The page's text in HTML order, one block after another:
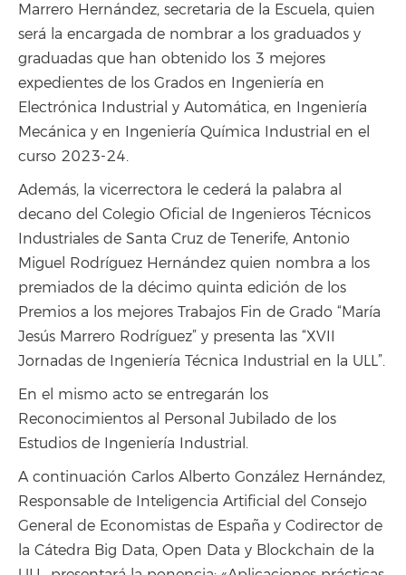
Marrero Hernández, secretaria de la Escuela, quien
será la encargada de nombrar a los graduados y
graduadas que han obtenido los 3 mejores
expedientes de los Grados en Ingeniería en
Electrónica Industrial y Automática, en Ingeniería
Mecánica y en Ingeniería Química Industrial en el
curso 2023-24.
Además, la vicerrectora le cederá la palabra al
decano del Colegio Oficial de Ingenieros Técnicos
Industriales de Santa Cruz de Tenerife, Antonio
Miguel Rodríguez Hernández quien nombra a los
premiados de la décimo quinta edición de los
Premios a los mejores Trabajos Fin de Grado “María
Jesús Marrero Rodríguez” y presenta las “XVII
Jornadas de Ingeniería Técnica Industrial en la ULL”.
En el mismo acto se entregarán los
Reconocimientos al Personal Jubilado de los
Estudios de Ingeniería Industrial.
A continuación Carlos Alberto González Hernández,
Responsable de Inteligencia Artificial del Consejo
General de Economistas de España y Codirector de
la Cátedra Big Data, Open Data y Blockchain de la